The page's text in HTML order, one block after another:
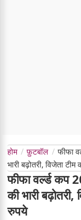
होम फ़ुटबॉल
फीफा
भारी बढ़ोतरी, विजेता
फीफा वर्ल्ड कप
की भारी
रुपये